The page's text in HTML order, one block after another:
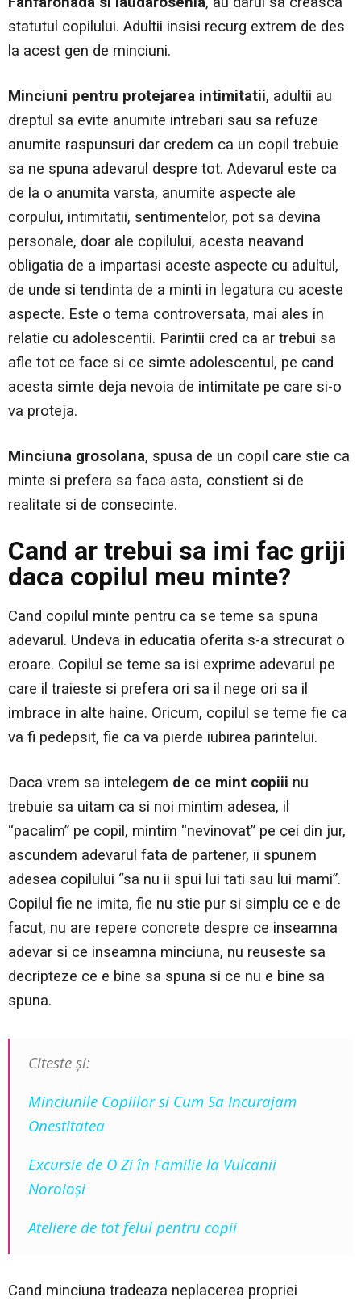
statutul copilului. Adultii insisi recurg extrem de des
la acest gen de minciuni.
Minciuni pentru protejarea intimitatii, adultii au
dreptul sa evite anumite intrebari sau sa refuze
anumite raspunsuri dar credem ca un copil trebuie
sa ne spuna adevarul despre tot. Adevarul este ca
de la o anumita varsta, anumite aspecte ale
corpului, intimitatii, sentimentelor, pot sa devina
personale, doar ale copilului, acesta neavand
obligatia de a impartasi aceste aspecte cu adultul,
de unde si tendinta de a minti in legatura cu aceste
aspecte. Este o tema controversata, mai ales in
relatie cu adolescentii. Parintii cred ca ar trebui sa
afle tot ce face si ce simte adolescentul, pe cand
acesta simte deja nevoia de intimitate pe care si-o
va proteja.
Minciuna grosolana, spusa de un copil care stie ca
minte si prefera sa faca asta, constient si de
realitate si de consecinte.
Cand ar trebui sa imi fac griji
daca copilul meu minte?
Cand copilul minte pentru ca se teme sa spuna
adevarul. Undeva in educatia oferita s-a strecurat o
eroare. Copilul se teme sa isi exprime adevarul pe
care il traieste si prefera ori sa il nege ori sa il
imbrace in alte haine. Oricum, copilul se teme fie ca
va fi pedepsit, fie ca va pierde iubirea parintelui.
Daca vrem sa intelegem de ce mint copiii nu
trebuie sa uitam ca si noi mintim adesea, il
“pacalim” pe copil, mintim “nevinovat” pe cei din jur,
ascundem adevarul fata de partener, ii spunem
adesea copilului “sa nu ii spui lui tati sau lui mami”.
Copilul fie ne imita, fie nu stie pur si simplu ce e de
facut, nu are repere concrete despre ce inseamna
adevar si ce inseamna minciuna, nu reuseste sa
decripteze ce e bine sa spuna si ce nu e bine sa
spuna.
Citeste şi:
Minciunile Copiilor si Cum Sa Incurajam
Onestitatea
Excursie de O Zi în Familie la Vulcanii
Noroioşi
Ateliere de tot felul pentru copii
Cand minciuna tradeaza neplacerea propriei